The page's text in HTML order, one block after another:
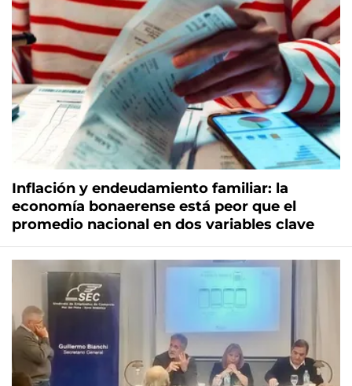
Inflación y endeudamiento familiar: la
economía bonaerense está peor que el
promedio nacional en dos variables clave